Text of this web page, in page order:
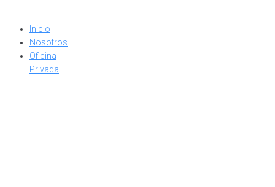
Inicio
Nosotros
Oficina
Privada